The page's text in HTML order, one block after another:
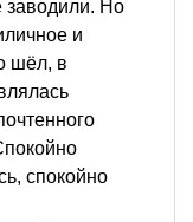
заводили. Но
и
шёл, в
спокойно